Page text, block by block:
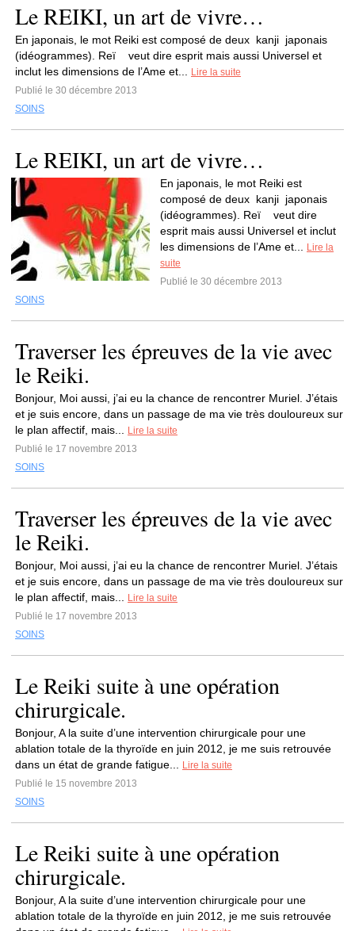
Le REIKI, un art de vivre…
En japonais, le mot Reiki est composé de deux kanji japonais
(idéogrammes). Reï veut dire esprit mais aussi Universel et
inclut les dimensions de l’Ame et...
Lire la suite
Publié le 30 décembre 2013
SOINS
Le REIKI, un art de vivre…
En japonais, le mot Reiki est
composé de deux kanji japonais
(idéogrammes). Reï veut dire
esprit mais aussi Universel et inclut
les dimensions de l’Ame et...
Lire la
suite
Publié le 30 décembre 2013
SOINS
Traverser les épreuves de la vie avec
le Reiki.
Bonjour, Moi aussi, j’ai eu la chance de rencontrer Muriel. J’étais
et je suis encore, dans un passage de ma vie très douloureux sur
le plan affectif, mais...
Lire la suite
Publié le 17 novembre 2013
SOINS
Traverser les épreuves de la vie avec
le Reiki.
Bonjour, Moi aussi, j’ai eu la chance de rencontrer Muriel. J’étais
et je suis encore, dans un passage de ma vie très douloureux sur
le plan affectif, mais...
Lire la suite
Publié le 17 novembre 2013
SOINS
Le Reiki suite à une opération
chirurgicale.
Bonjour, A la suite d’une intervention chirurgicale pour une
ablation totale de la thyroïde en juin 2012, je me suis retrouvée
dans un état de grande fatigue...
Lire la suite
Publié le 15 novembre 2013
SOINS
Le Reiki suite à une opération
chirurgicale.
Bonjour, A la suite d’une intervention chirurgicale pour une
ablation totale de la thyroïde en juin 2012, je me suis retrouvée